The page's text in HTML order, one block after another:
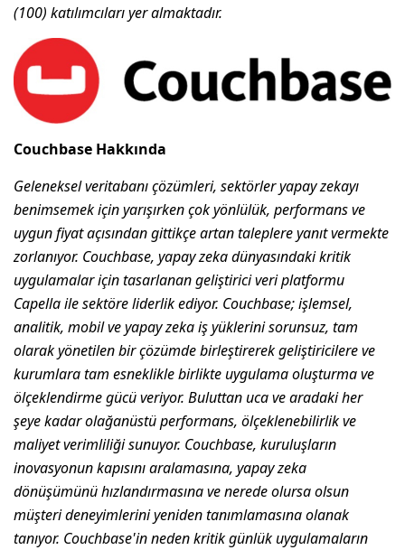
(100) katılımcıları yer almaktadır.
Couchbase Hakkında
Geleneksel veritabanı çözümleri, sektörler yapay zekayı
benimsemek için yarışırken çok yönlülük, performans ve
uygun fiyat açısından gittikçe artan taleplere yanıt vermekte
zorlanıyor. Couchbase, yapay zeka dünyasındaki kritik
uygulamalar için tasarlanan geliştirici veri platformu
Capella ile sektöre liderlik ediyor. Couchbase; işlemsel,
analitik, mobil ve yapay zeka iş yüklerini sorunsuz, tam
olarak yönetilen bir çözümde birleştirerek geliştiricilere ve
kurumlara tam esneklikle birlikte uygulama oluşturma ve
ölçeklendirme gücü veriyor. Buluttan uca ve aradaki her
şeye kadar olağanüstü performans, ölçeklenebilirlik ve
maliyet verimliliği sunuyor. Couchbase, kuruluşların
inovasyonun kapısını aralamasına, yapay zeka
dönüşümünü hızlandırmasına ve nerede olursa olsun
müşteri deneyimlerini yeniden tanımlamasına olanak
tanıyor. Couchbase'in neden kritik günlük uygulamaların